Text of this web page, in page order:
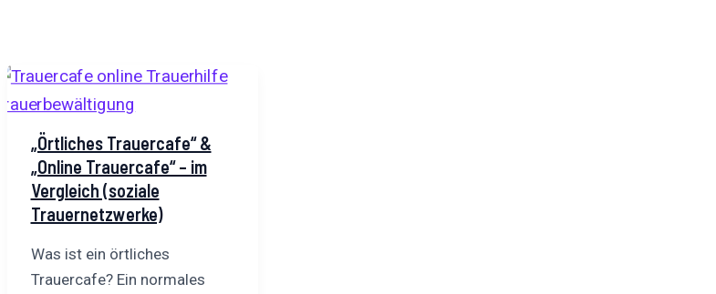
„Örtliches Trauercafe“ &
„Online Trauercafe“ – im
Vergleich (soziale
Trauernetzwerke)
Was ist ein örtliches
Trauercafe? Ein normales